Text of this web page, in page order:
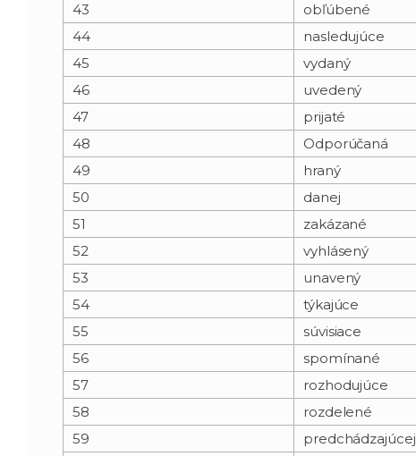
43
obľúbené
44
nasledujúce
45
vydaný
46
uvedený
47
prijaté
48
Odporúčaná
49
hraný
50
danej
51
zakázané
52
vyhlásený
53
unavený
54
týkajúce
55
súvisiace
56
spomínané
57
rozhodujúce
58
rozdelené
59
predchádzajúcej